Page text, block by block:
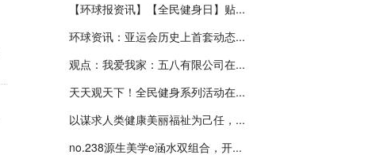
【环球报资讯】【全民健身日】贴...
环球资讯：亚运会历史上首套动态...
观点：我爱我家：五八有限公司在...
天天观天下！全民健身系列活动在...
以谋求人类健康美丽福祉为己任，...
no.238源生美学e涵水双组合，开...